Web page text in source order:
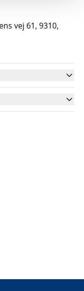
vej 61, 9310,